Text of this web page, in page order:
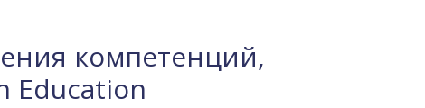
компетенций,
Education